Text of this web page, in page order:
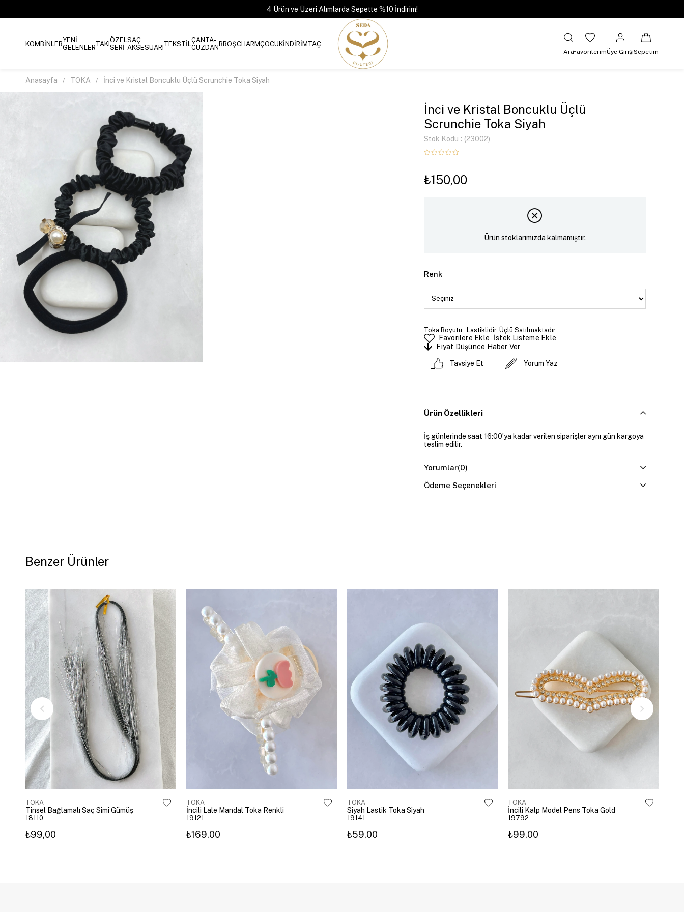
4 Ürün ve Üzeri Alımlarda Sepette %10 İndirim!
KOMBİNLERYENİ
GELENLERTAKIÖZEL
SERİ
SAÇ
AKSESUARI TEKSTİLÇANTA-
CÜZDANBROŞCHARMÇOCUKİNDİRİMTAÇ
AraFavorilerimÜye GirişiSepetim
Anasayfa TOKA İnci ve Kristal Boncuklu Üçlü Scrunchie Toka Siyah
İnci ve Kristal Boncuklu Üçlü
Scrunchie Toka Siyah
Stok Kodu (23002)
₺150,00
Ürün stoklarımızda kalmamıştır.
Renk
Toka Boyutu : Lastiklidir. Üçlü Satılmaktadır.
Favorilere Ekle
İstek Listeme Ekle
Fiyat Düşünce Haber Ver
Tavsiye Et Yorum Yaz
Ürün Özellikleri
İş günlerinde saat 16:00’ya kadar verilen siparişler aynı gün kargoya
teslim edilir.
Yorumlar(0)
Ödeme Seçenekleri
Benzer Ürünler
TOKA
Tinsel Bağlamalı Saç Simi Gümüş
18110
₺99,00
TOKA
İncili Lale Mandal Toka Renkli
19121
₺169,00
TOKA
Siyah Lastik Toka Siyah
19141
₺59,00
TOKA
İncili Kalp Model Pens Toka Gold
19792
₺99,00